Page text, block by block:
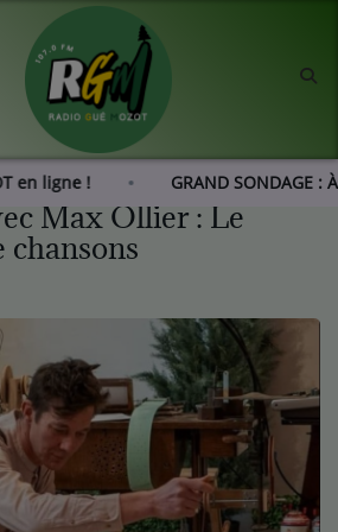
en ligne ! GRAND
Max Ollier : Le